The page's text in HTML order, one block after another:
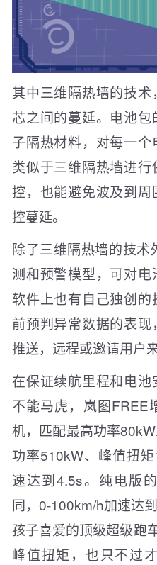
其中三维隔热墙的技
芯之间的蔓延。电池
子隔热材料，对每一个
类似于三维隔热墙进
控，也能避免波及到
控蔓延。
除了三维隔热墙的技术
测和预警模型，可对
软件上也有自己独创
前预判异常数据的表
推送，远程或邀请用户
在保证续航里程和电
不能马虎，岚图FREE
机，匹配最高功率
功率510kW、峰值扭
速达到4.5s。纯电版
同，0-100km/h加速达
孩子喜爱的顶级超级跑
峰值扭矩，也只不过